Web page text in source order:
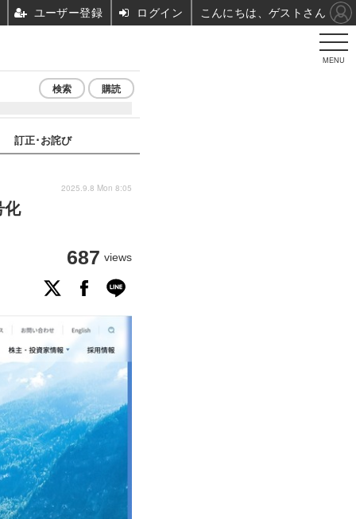
MENU
検索 購読
訂正･お詫び
化
687 views
2025.9.8 Mon 8:05
ユーザー登録 ログイン こんにちは、ゲストさん